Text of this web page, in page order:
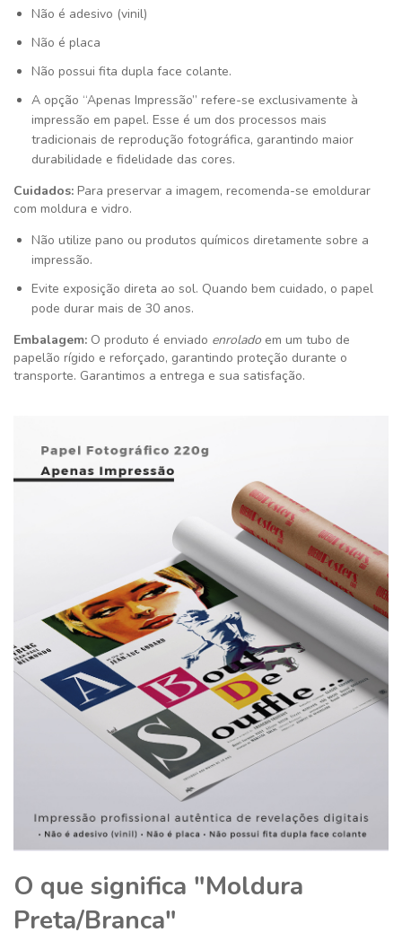
Não é adesivo (vinil)
Não é placa
Não possui fita dupla face colante.
A opção “Apenas Impressão” refere-se exclusivamente à
impressão em papel. Esse é um dos processos mais
tradicionais de reprodução fotográfica, garantindo maior
durabilidade e fidelidade das cores.
Cuidados: Para preservar a imagem, recomenda-se emoldurar
com moldura e vidro.
Não utilize pano ou produtos químicos diretamente sobre a
impressão.
Evite exposição direta ao sol. Quando bem cuidado, o papel
pode durar mais de 30 anos.
Embalagem: O produto é enviado enrolado em um tubo de
papelão rígido e reforçado, garantindo proteção durante o
transporte. Garantimos a entrega e sua satisfação.
O que significa "Moldura
Preta/Branca"